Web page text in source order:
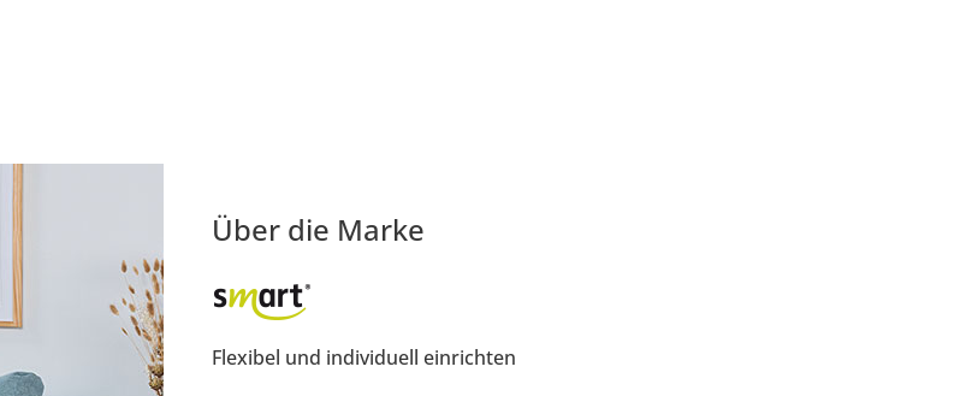
Über die Marke
Flexibel und individuell einrichten